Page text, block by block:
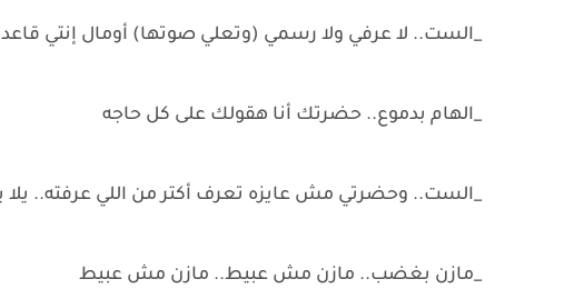
_الست.. لا عرفي ولا رسمي (وتعلي صوتها) أومال إنتي
_الهام بدموع.. حضرتك أنا هقولك على كل حاجه
_الست.. وحضرتي مش عايزه تعرف أكتر من اللي عرفته.. يلا
_مازن بغضب.. مازن مش عبيط.. مازن مش عبيط